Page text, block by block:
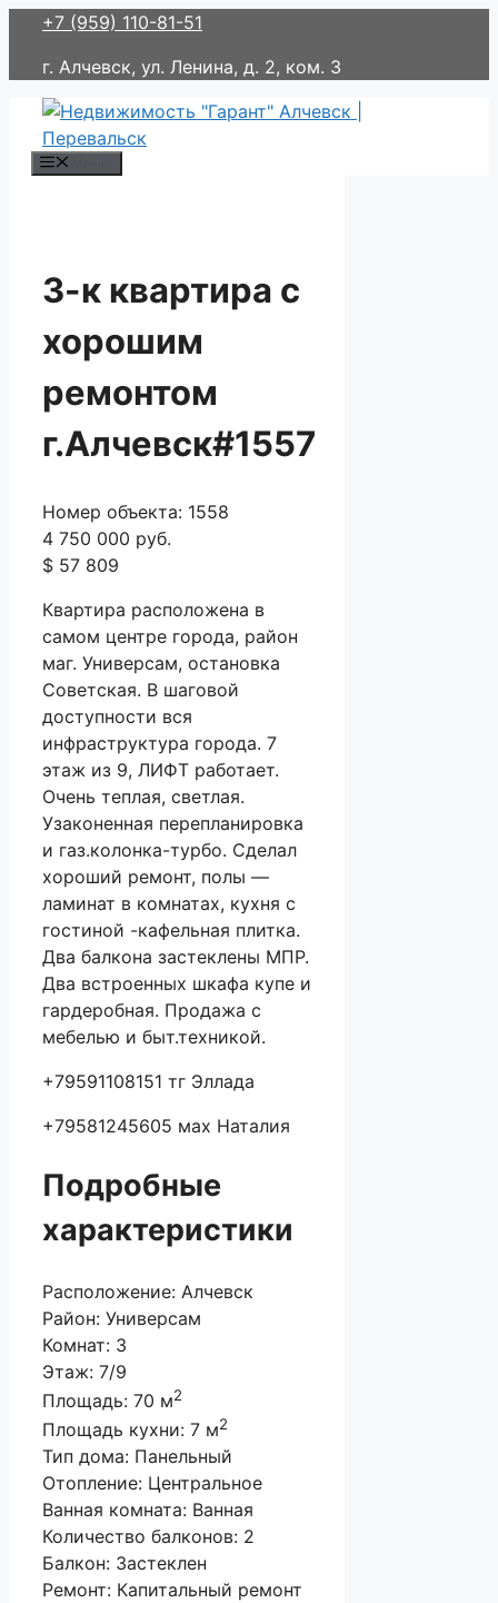
Перейти
содержимому
+7 (959) 110-81-51
г. Алчевск, ул. Ленина, д. 2, ком. 3
3-к квартира с
хорошим
ремонтом
г.Алчевск#1557
Номер объекта: 1558
4 750 000 руб.
$ 57 809
Квартира расположена в
самом центре города, район
маг. Универсам, остановка
Советская. В шаговой
доступности вся
инфраструктура города. 7
этаж из 9, ЛИФТ работает.
Очень теплая, светлая.
Узаконенная перепланировка
и газ.колонка-турбо. Сделал
хороший ремонт, полы —
ламинат в комнатах, кухня с
гостиной -кафельная плитка.
Два балкона застеклены МПР.
Два встроенных шкафа купе и
гардеробная. Продажа с
мебелью и быт.техникой.
+79591108151 тг Эллада
+79581245605 мах Наталия
Подробные
характеристики
Расположение: Алчевск
Район: Универсам
Комнат: 3
Этаж: 7/9
Площадь: 70 м2
Площадь кухни: 7 м2
Тип дома: Панельный
Отопление: Центральное
Ванная комната: Ванная
Количество балконов: 2
Балкон: Застеклен
Ремонт: Капитальный ремонт